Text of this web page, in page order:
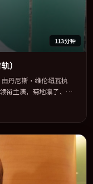
113分钟
）
由丹尼斯·维伦纽瓦执
衔主演，菊地凛子、木
事、表演与视听上力求
台同步亮相，2021 年
物弧光的观众完整观